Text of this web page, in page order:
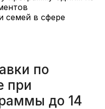
семей в сфере
по
при
до 14